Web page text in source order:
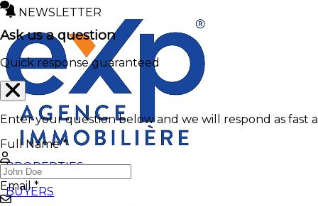
NEWSLETTER
PROPERTIES
BUYERS
Ask us a question
Quick response guaranteed
Enter your question below and we will respond as fast
Full Name *
Email *